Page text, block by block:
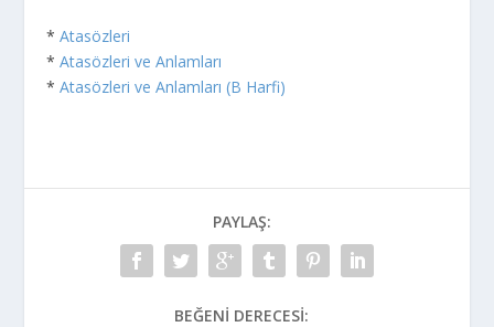
*Atasözleri
*Atasözleri ve Anlamları
*Atasözleri ve Anlamları (B Harfi)
PAYLAŞ:
BEĞENI DERECESI: